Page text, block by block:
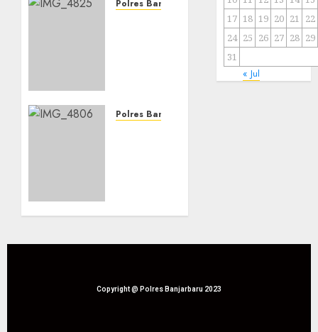
Polres Banjarbaru
Bencana
05/08/2026
Polres Banjarbaru
Melalui
Tahun
17 18 19 20 21 22
24 25 26 27 28 29
31
« Jul
Copyright @ Polres Banjarbaru 2023